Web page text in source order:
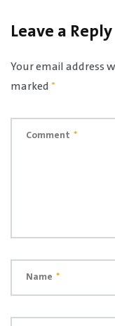
Leave a Reply
Your email address
marked*
Comment *
Name *